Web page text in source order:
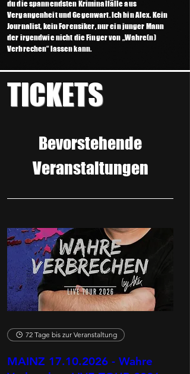
du die spannendsten Kriminalfälle aus
Vergangenheit und Gegenwart.Ich bin Alex. Kein
Journalist, kein Forensiker, nur ein junger Mann
der irgendwie nicht die Finger von „Wahre(n)
Verbrechen“ lassen kann.
TICKETS
Bevorstehende
Veranstaltungen
72 Tage bis zur Veranstaltung
MAINZ 17.10.2026 - Wahre